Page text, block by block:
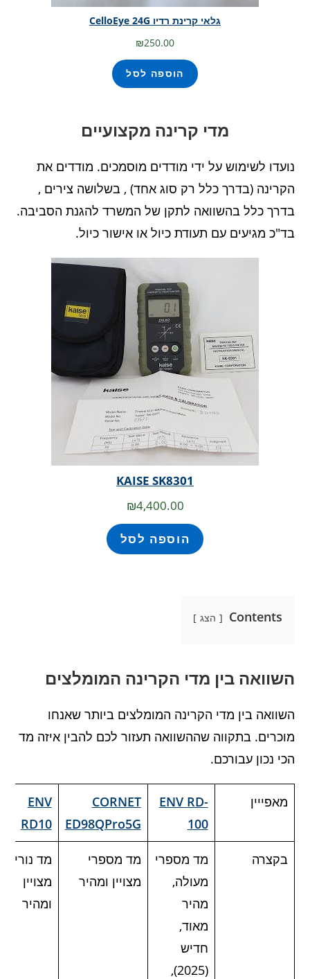
גלאי קרינת רדיו CelloEye 24G
₪250.00
הוספה לסל
מדי קרינה מקצועיים
נועדו לשימוש על ידי מודדים מוסמכים. מודדים את
הקרינה (בדרך כלל רק סוג אחד) , בשלושה צירים ,
בדרך כלל בהשוואה לתקן של המשרד להגנת הסביבה.
בד"כ מגיעים עם תעודת כיול או אישור כיול.
KAISE SK8301
₪4,400.00
הוספה לסל
Contents הצג
השוואה בין מדי הקרינה המומלצים
השוואה בין מדי הקרינה המומלצים ביותר שאנחו
מוכרים. בתקווה שההשוואה תעזור לכם להבין איזה מד
הכי נכון עבורכם.
מאפייין
ENV RD-
100
CORNET
ED98QPro5G
ENV
RD10
בקצרה
מד מספרי
מעולה,
מהיר
מאוד,
חדיש
(2025),
מד מספרי
מצויין ומהיר
מד נוריות
מצויין
ומהיר